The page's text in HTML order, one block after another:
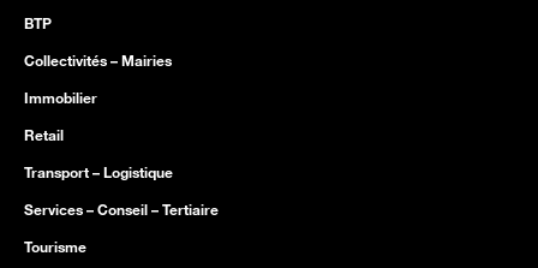
BTP
Collectivités – Mairies
Immobilier
Retail
Transport – Logistique
Services – Conseil – Tertiaire
Tourisme